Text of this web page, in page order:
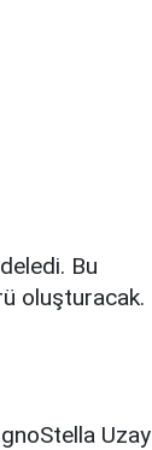
Bu
oluşturacak.
Uzay